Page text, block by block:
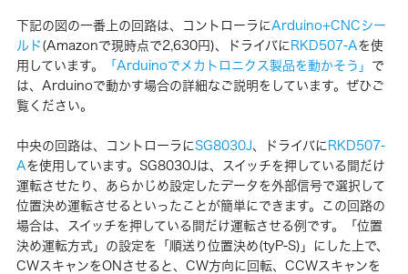
下記の図の一番上の回路は、コントローラにArduino+CNCシー
ルド(Amazonで現時点で2,630円)、ドライバにRKD507-Aを使
用しています。
「Arduinoでメカトロニクス製品を動かそう」 で
は、Arduinoで動かす場合の詳細なご説明をしています。ぜひご
覧ください。
中央の回路は、コントローラにSG8030J、ドライバにRKD507-
Aを使用しています。SG8030Jは、スイッチを押している間だけ
運転させたり、あらかじめ設定したデータを外部信号で選択して
位置決め運転させるといったことが簡単にできます。この回路の
場合は、スイッチを押している間だけ運転させる例です。「位置
決め運転方式」の設定を「順送り位置決め(tyP-S)」にした上で、
CWスキャンをONさせると、CW方向に回転、CCWスキャンを